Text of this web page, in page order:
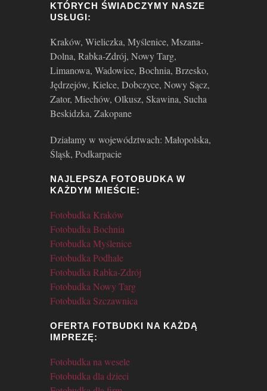
KTÓRYCH ŚWIADCZYMY NASZE
USŁUGI:
Kraków, Wieliczka, Myślenice, Mszana-
Dolna, Rabka-Zdrój, Nowy Targ,
Limanowa, Wadowice, Bochnia, Brzesko,
Jędrzejów, Kielce, Dobczyce, Nowy Sącz,
Zator, Miechów, Olkusz, Skawina, Sucha
Beskidzka, Zakopane
Działamy w województwach: Małopolska,
Śląsk, Podkarpacie
NAJLEPSZA FOTOBUDKA W
KAŻDYM MIEŚCIE:
Fotobudka Kraków
Fotobudka Bochnia
Fotobudka Myślenice
Fotobudka Podhale
Fotobudka Rabka-Zdrój
Fotobudka Nowy Targ
Fotobudka Szczawnica
OFERTA FOTBUDKI NA KAŻDĄ
IMPREZĘ:
Fotobudka na wesele
Fotobudka dla dzieci